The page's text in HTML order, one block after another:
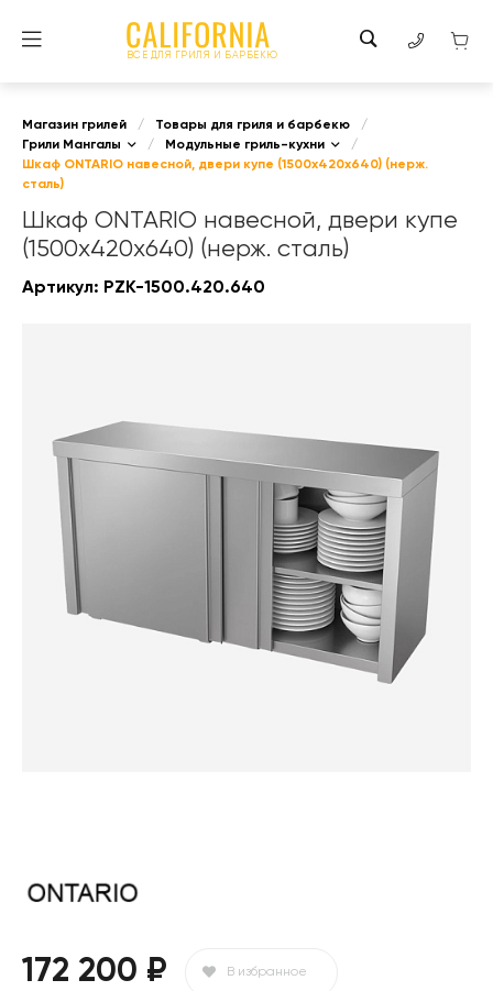
ВСЕ ДЛЯ ГРИЛЯ И БАРБЕКЮ
Магазин грилей / Товары для гриля и барбекю
/
Грили Мангалы
/ Модульные гриль-кухни
/
Шкаф ONTARIO навесной, двери купе (1500х420х640) (нерж.
сталь)
Шкаф ONTARIO навесной, двери купе
(1500х420х640) (нерж. сталь)
Артикул: PZK-1500.420.640
172 200 ₽ В избранное